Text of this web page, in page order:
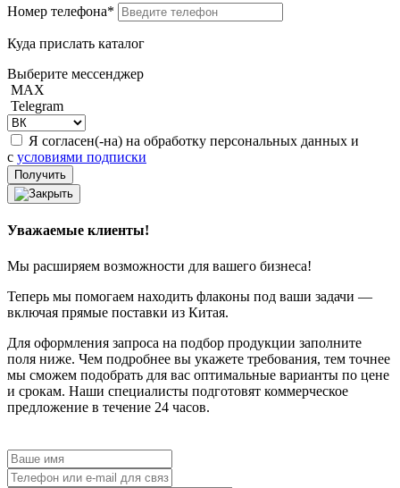
Номер телефона*
Куда прислать каталог
Выберите мессенджер
MAX
Telegram
Я согласен(-на) на обработку персональных данных и
с условиями подписки
Уважаемые клиенты!
Мы расширяем возможности для вашего бизнеса!
Теперь мы помогаем находить флаконы под ваши задачи —
включая прямые поставки из Китая.
Для оформления запроса на подбор продукции заполните
поля ниже. Чем подробнее вы укажете требования, тем точнее
мы сможем подобрать для вас оптимальные варианты по цене
и срокам. Наши специалисты подготовят коммерческое
предложение в течение 24 часов.